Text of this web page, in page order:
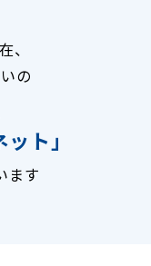
、
の
ット」
ます